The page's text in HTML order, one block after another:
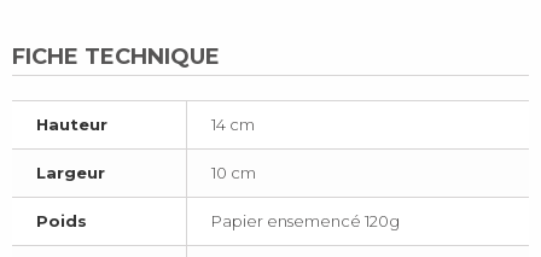
FICHE TECHNIQUE
Hauteur 14 cm
Largeur 10 cm
Poids Papier ensemencé 120g